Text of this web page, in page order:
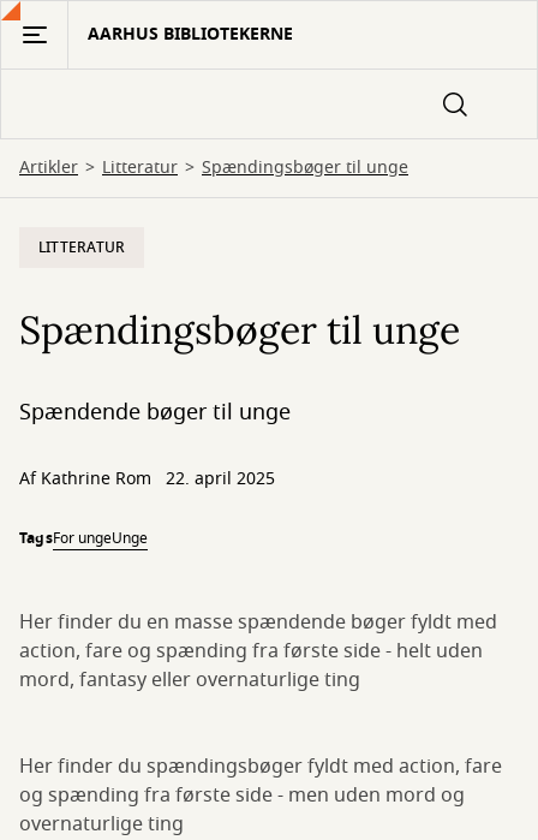
Gå
hovedindhold
AARHUS BIBLIOTEKERNE
Artikler Litteratur Spændingsbøger til unge
LITTERATUR
Spændingsbøger til unge
Spændende bøger til unge
AfKathrine Rom 22. april 2025
TagsFor ungeUnge
Her finder du en masse spændende bøger fyldt med
action, fare og spænding fra første side - helt uden
mord, fantasy eller overnaturlige ting
Her finder du spændingsbøger fyldt med action, fare
og spænding fra første side - men uden mord og
overnaturlige ting